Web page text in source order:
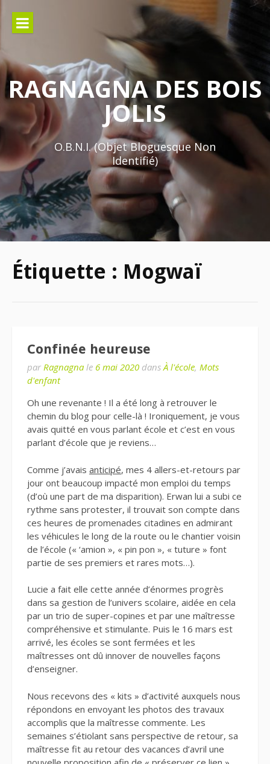
contenu
RAGNAGNA DES BOIS
JOLIS
O.B.N.I. (Objet Bloguesque Non
Identifié)
Étiquette : Mogwaï
Confinée heureuse
par Ragnagna le 6 mai 2020 dansÀ l'école, Mots
d'enfant
Oh une revenante ! Il a été long à retrouver le
chemin du blog pour celle-là ! Ironiquement, je vous
avais quitté en vous parlant école et c’est en vous
parlant d’école que je reviens…
Comme j’avais anticipé, mes 4 allers-et-retours par
jour ont beaucoup impacté mon emploi du temps
(d’où une part de ma disparition). Erwan lui a subi ce
rythme sans protester, il trouvait son compte dans
ces heures de promenades citadines en admirant
les véhicules le long de la route ou le chantier voisin
de l’école (« ‘amion », « pin pon », « tuture » font
partie de ses premiers et rares mots…).
Lucie a fait elle cette année d’énormes progrès
dans sa gestion de l’univers scolaire, aidée en cela
par un trio de super-copines et par une maîtresse
compréhensive et stimulante. Puis le 16 mars est
arrivé, les écoles se sont fermées et les
maîtresses ont dû innover de nouvelles façons
d’enseigner.
Nous recevons des « kits » d’activité auxquels nous
répondons en envoyant les photos des travaux
accomplis que la maîtresse commente. Les
semaines s’étiolant sans perspective de retour, sa
maîtresse fit au retour des vacances d’avril une